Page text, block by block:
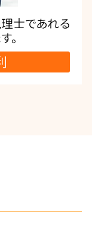
理士であれる
。